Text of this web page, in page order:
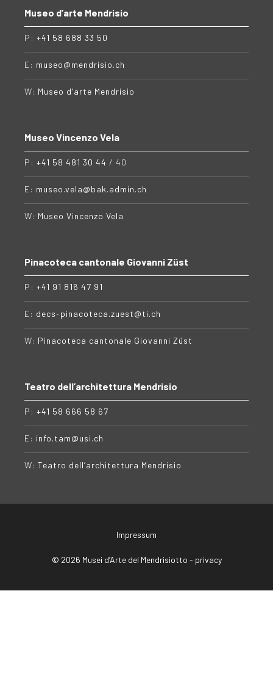
Museo d’arte Mendrisio
P: +41 58 688 33 50
E: museo@mendrisio.ch
W: Museo d’arte Mendrisio
Museo Vincenzo Vela
P: +41 58 481 30 44 / 40
E: museo.vela@bak.admin.ch
W: Museo Vincenzo Vela
Pinacoteca cantonale Giovanni Züst
P: +41 91 816 47 91
E: decs-pinacoteca.zuest@ti.ch
W: Pinacoteca cantonale Giovanni Züst
Teatro dell’architettura Mendrisio
P: +41 58 666 58 67
E: info.tam@usi.ch
W: Teatro dell’architettura Mendrisio
Impressum
© 2026 Musei d’Arte del Mendrisiotto - privacy